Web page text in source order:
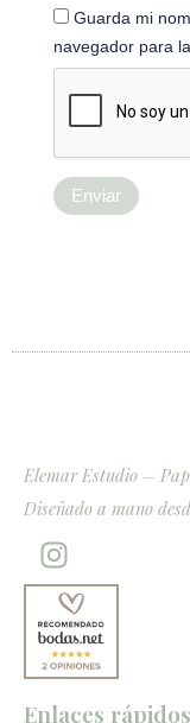
Guarda mi
navegador para
Elemar Estudio –
Diseñado a mano
I
n
s
t
a
g
r
Enlaces rápidos